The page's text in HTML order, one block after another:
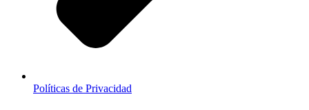
Políticas de Privacidad